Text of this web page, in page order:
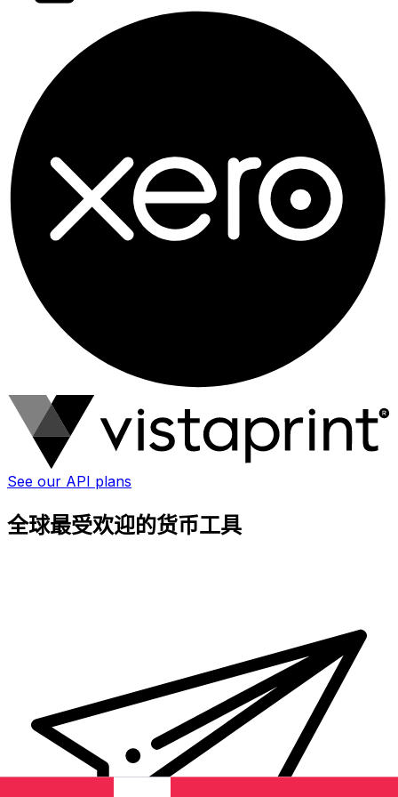
See our API plans
全球最受欢迎的货币工具